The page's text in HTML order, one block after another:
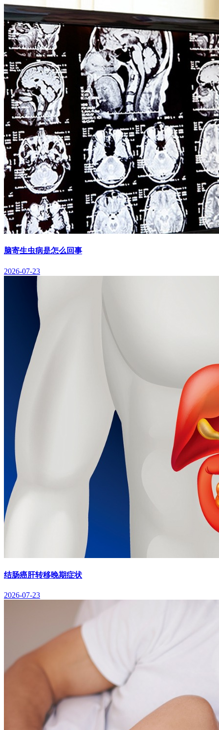
脑寄生虫病是怎么回事
2026-07-23
结肠癌肝转移晚期症状
2026-07-23